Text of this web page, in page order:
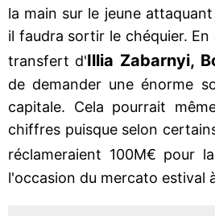
la main sur le jeune
il faudra sortir le chéquier.
transfert d'Illia Zabarnyi,
de demander une énorme
capitale. Cela pourrait
chiffres puisque selon
réclameraient 100M€ pour
l'occasion du mercato estival